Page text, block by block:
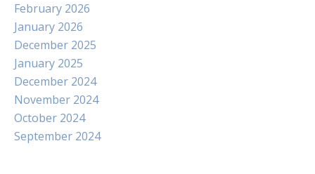
February 2026
January 2026
December 2025
January 2025
December 2024
November 2024
October 2024
September 2024